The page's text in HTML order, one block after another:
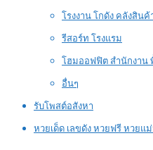
โรงงาน โกดัง คลังสินค้
รีสอร์ท โรงแรม
โฮมออฟฟิต สำนักงาน
อื่นๆ
รับโพสต์อสังหา
หวยเด็ด เลขดัง หวยฟรี หวยแ